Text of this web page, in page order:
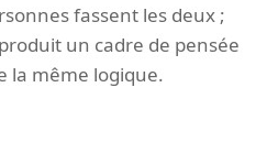
fassent les deux ;
un cadre de pensée
la même logique.